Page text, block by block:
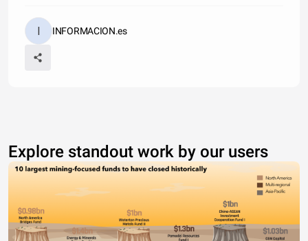
INFORMACION.es
Explore standout work by our users